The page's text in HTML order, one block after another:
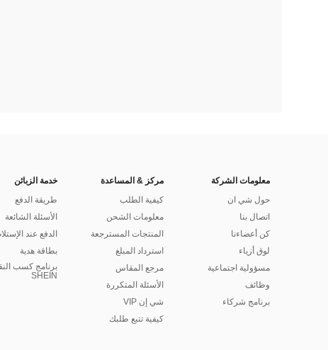
معلومات الشركة
حول شي ان
اتصال بنا
كن أعضاءنا
لوق أزياء
مسؤولية اجتماعية
وظائف
برنامج شركاء
مركز & المساعدة
كيفية الطلب
معلومات الشحن
المنتجات المسترجعة
استرداد المبلغ
مرجع المقاس
الأسئلة المتكررة
شي إن VIP
كيفية تتبع طلبك
خدمة الزبائن
طريقة الدفع
الأسئلة الشائعة
الدفع عند
بطاقة هدية
برنامج كسب
SHEIN